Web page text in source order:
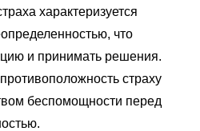
характеризуется
что
и принимать решения.
страху
беспомощности перед